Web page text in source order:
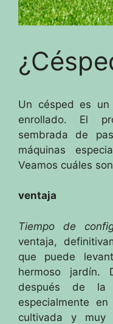
Un césped es
enrollado. El
sembrada de
máquinas
Veamos cuáles
ventaja
Tiempo de
ventaja,
que puede
hermoso jardín.
después de la
especialmente
cultivada y muy